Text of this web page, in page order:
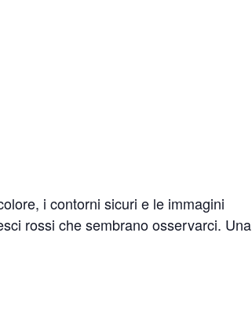
i contorni sicuri e le immagini
rossi che sembrano osservarci. Una